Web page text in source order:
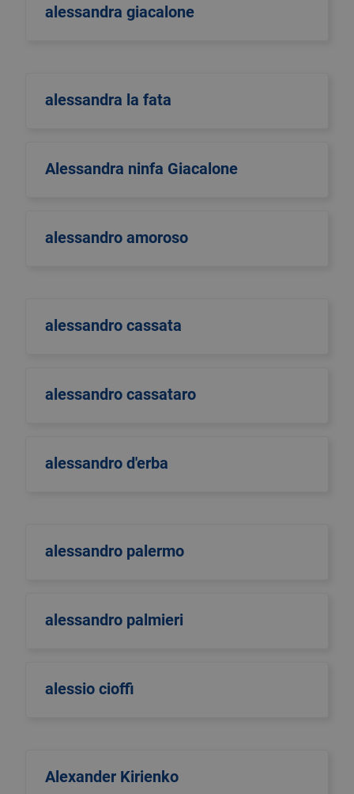
alessandra giacalone
alessandra la fata
Alessandra ninfa Giacalone
alessandro amoroso
alessandro cassata
alessandro cassataro
alessandro d'erba
alessandro palermo
alessandro palmieri
alessio cioffi
Alexander Kirienko